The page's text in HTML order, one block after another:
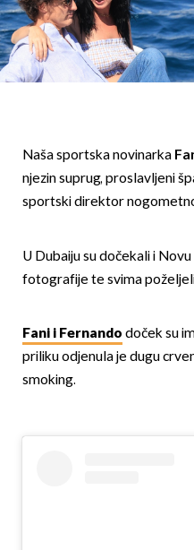
Naša sportska novinarka
njezin suprug, proslavljeni
sportski direktor
U Dubaiju su dočekali i
fotografije te svima
Fani i Fernando doček su
priliku odjenula je dugu
smoking.